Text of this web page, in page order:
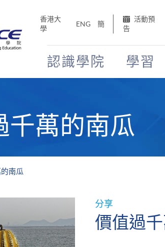
香港大
學
ENG 簡
活動預
告
認識學院 學習
千萬的南瓜
南瓜
分享
價值過